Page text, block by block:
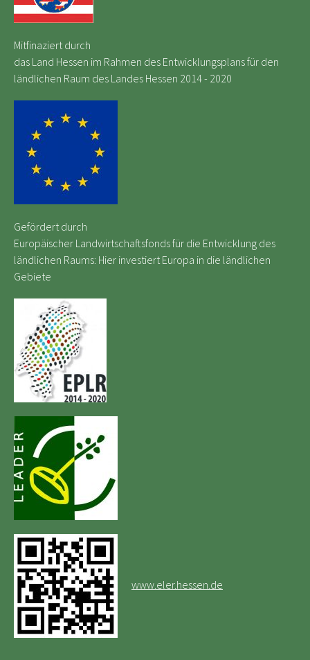
Mitfinaziert durch
das Land Hessen im Rahmen des Entwicklungsplans für den
ländlichen Raum des Landes Hessen 2014 - 2020
Gefördert durch
Europäischer Landwirtschaftsfonds für die Entwicklung des
ländlichen Raums: Hier investiert Europa in die ländlichen
Gebiete
www.eler.hessen.de